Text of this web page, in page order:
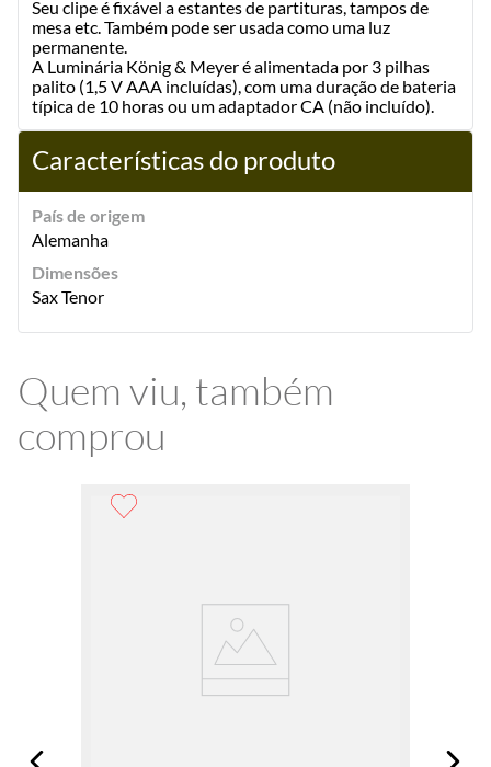
Seu clipe é fixável a estantes de partituras, tampos de
mesa etc. Também pode ser usada como uma luz
permanente.
A Luminária König & Meyer é alimentada por 3 pilhas
palito (1,5 V AAA incluídas), com uma duração de bateria
típica de 10 horas ou um adaptador CA (não incluído).
Características do produto
País de origem
Alemanha
Dimensões
Sax Tenor
Quem viu, também
comprou